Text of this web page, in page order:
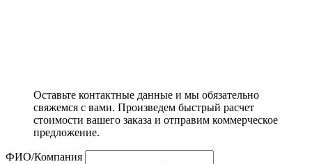
Оставьте контактные данные и мы обязательно
свяжемся с вами. Произведем быстрый расчет
стоимости вашего заказа и отправим коммерческое
предложение.
ФИО/Компания